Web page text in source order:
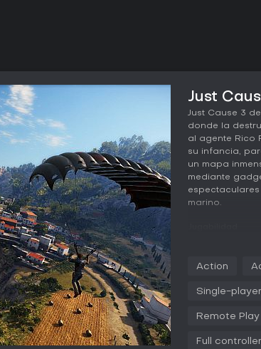
Just
Just Cause 3
donde la
al agente Rico
su infancia,
un mapa
mediante
marino.
con un
a la vez, y
planear sobre
El combate
Action
Single-player
Remote Play
Full